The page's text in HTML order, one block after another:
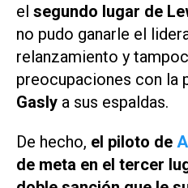
el segundo lugar de
no pudo ganarle el
relanzamiento y
preocupaciones con la
Gasly a sus espaldas.
De hecho, el piloto de
de meta en el tercer